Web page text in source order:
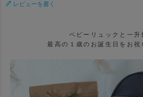
レビューを書く
ベビーリュックと一升
最高の１歳のお誕生日をお祝